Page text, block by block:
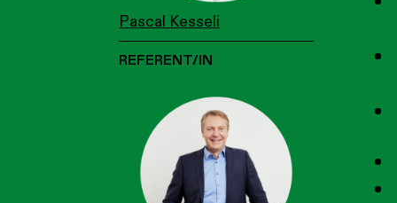
Pascal Kesseli
REFERENT/IN